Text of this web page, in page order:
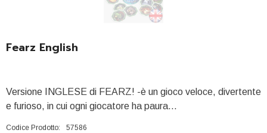
Fearz English
Versione INGLESE di FEARZ! -è un gioco veloce, divertente
e furioso, in cui ogni giocatore ha paura...
Codice Prodotto:
57586